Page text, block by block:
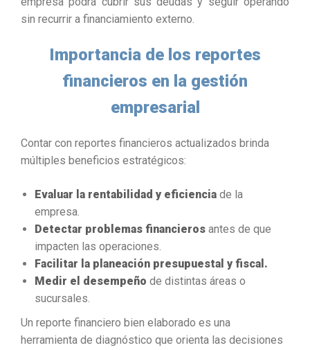
sin recurrir a financiamiento externo.
Importancia de los reportes
financieros en la gestión
empresarial
Contar con reportes financieros actualizados brinda
múltiples beneficios estratégicos:
Evaluar la rentabilidad y eficiencia de la
empresa.
Detectar problemas financieros antes de que
impacten las operaciones.
Facilitar la planeación presupuestal y fiscal.
Medir el desempeño de distintas áreas o
sucursales.
Un reporte financiero bien elaborado es una
herramienta de diagnóstico que orienta las decisiones